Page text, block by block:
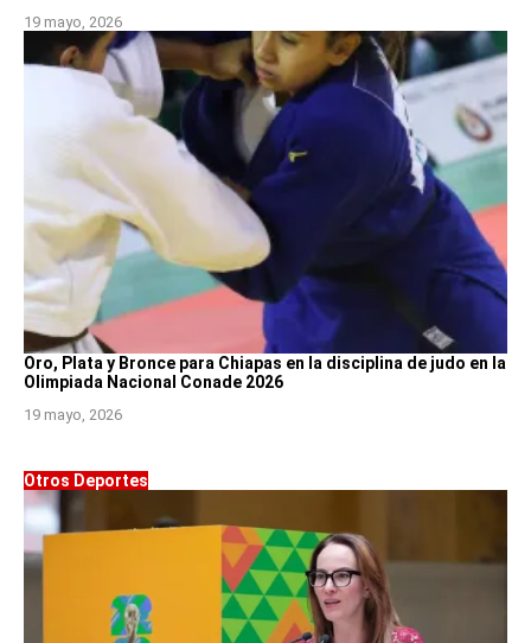
19 mayo, 2026
Oro, Plata y Bronce para Chiapas en la disciplina de judo en la
Olimpiada Nacional Conade 2026
19 mayo, 2026
Otros Deportes